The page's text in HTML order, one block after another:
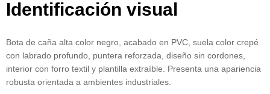
Identificación visual
Bota de caña alta color negro, acabado en PVC, suela color crepé
con labrado profundo, puntera reforzada, diseño sin cordones,
interior con forro textil y plantilla extraíble. Presenta una apariencia
robusta orientada a ambientes industriales.